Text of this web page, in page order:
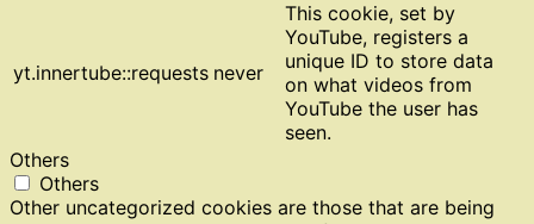
yt.innertube::requests never
This cookie, set by
YouTube, registers a
unique ID to store data
on what videos from
YouTube the user has
seen.
Others
Others
Other uncategorized cookies are those that are being